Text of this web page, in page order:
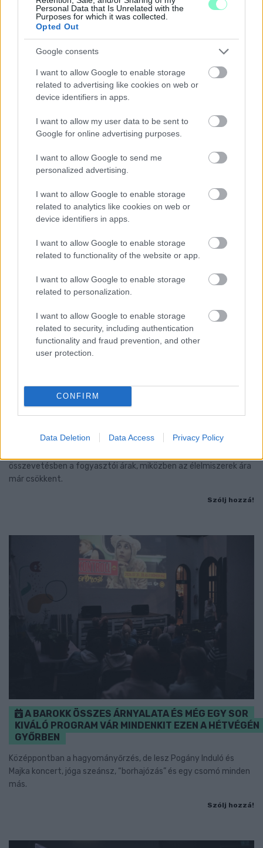
Personal Data that Is Unrelated with the
Purposes for which it was collected.
Opted Out
Google consents
I want to allow Google to enable storage
related to advertising like cookies on web or
device identifiers in apps.
I want to allow my user data to be sent to
Google for online advertising purposes.
I want to allow Google to send me
personalized advertising.
I want to allow Google to enable storage
related to analytics like cookies on web or
device identifiers in apps.
I want to allow Google to enable storage
related to functionality of the website or app.
I want to allow Google to enable storage
related to personalization.
I want to allow Google to enable storage
related to security, including authentication
functionality and fraud prevention, and other
user protection.
CONFIRM
Data Deletion Data Access Privacy Policy
PIKNIK ITALOK: ÍZEK ÉS ÉLMÉNYEK A SZABADBAN
támad kedve kirándulni a természetbe.
INFLÁCIÓ MAGYARORSZÁGON
összevetésben a fogyasztói árak, miközben az élelmiszerek ára
már csökkent.
Szólj hozzá!
A BAROKK ÖSSZES ÁRNYALATA ÉS MÉG EGY SOR
KIVÁLÓ PROGRAM VÁR MINDENKIT EZEN A HÉTVÉGÉN
GYŐRBEN
Középpontban a hagyományőrzés, de lesz Pogány Induló és
Majka koncert, jóga szeánsz, “borhajózás” és egy csomó minden
más.
Szólj hozzá!